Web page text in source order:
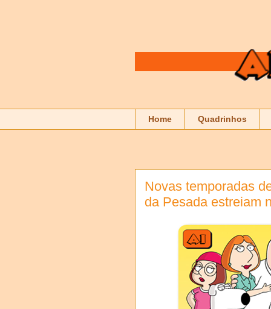
Home Quadrinhos
Novas temporadas
da Pesada estreiam